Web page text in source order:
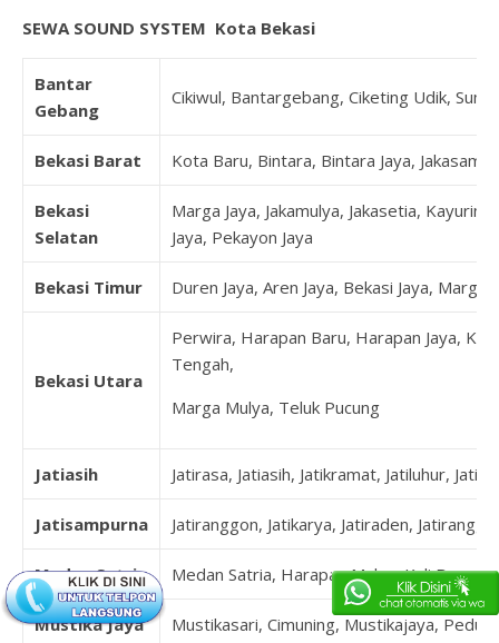
SEWA SOUND SYSTEM Kota Bekasi
Bantar
Gebang
Cikiwul, Bantargebang, Ciketing Udik,
Bekasi Barat Kota Baru, Bintara, Bintara Jaya,
Bekasi
Selatan
Marga Jaya, Jakamulya, Jakasetia,
Jaya, Pekayon Jaya
Bekasi Timur Duren Jaya, Aren Jaya, Bekasi Jaya,
Bekasi Utara
Perwira, Harapan Baru, Harapan Jaya,
Tengah,
Marga Mulya, Teluk Pucung
Jatiasih Jatirasa, Jatiasih, Jatikramat, Jatiluhur,
Jatisampurna Jatiranggon, Jatikarya, Jatiraden,
Medan Satria Medan Satria, Harapan Mulya, Kali Baru,
Mustika Jaya Mustikasari, Cimuning, Mustikajaya,